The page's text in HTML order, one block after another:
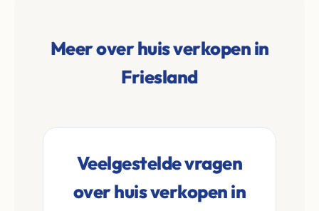
Meer over huis verkopen in
Friesland
Veelgestelde vragen
over huis verkopen in